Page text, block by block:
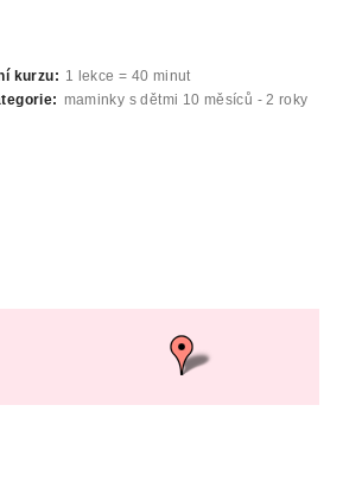
kurzu: 1 lekce = 40 minut
maminky s dětmi 10 měsíců - 2 roky